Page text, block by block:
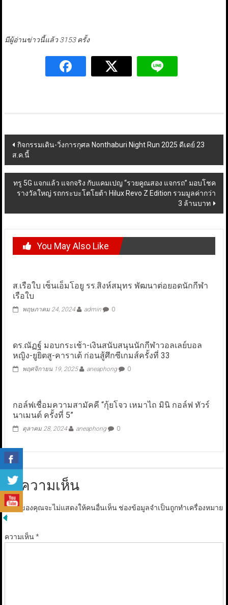
มีผู้อ่านข่าวนี้แล้ว 3153 ครั้ง
Post
navigation
กิจกรรมเดิน-วิ่งการกุศล Nonthaburi Night Run 2025 ดีเดย์ 23
ส.ค.นี้
ทรู 5G แจกแล้ว แจกจริง กับแคมเปญ “รวยคูณสอง แจกรถ” มอบโชค
รางวัลใหญ่ รถกระบะโตโยต้า Hilux Revo Z Edition รวมมูลค่ากว่า
3 ล้านบาท
You May Also Like
ส.เรือใบ เซ็นเอ็มโอยู รร.สิงห์สมุทร พัฒนาต่อยอดนักกีฬา
เรือใบ
พฤษภาคม 24, 2024 admin 0
ดร.ณัฏฐ์ มอบกระเช้า-เงินสนับสนุนนักกีฬาวอลเลย์บอล
หญิง-ยูยิตสู-คาราเต้ ก่อนสู้ศึกซีเกมส์ครั้งที่ 33
พฤศจิกายน 19, 2025 aneaphong 0
กอล์ฟเชื่อมความสามัคคี​ “กุ้ยโจว เหมาไถ มินิ กอล์ฟ​ ทัวร์
นาเมนต์ ครั้งที่ 5”
ตุลาคม 28, 2024 aneaphong 0
ใส่ความเห็น
อีเมลของคุณจะไม่แสดงให้คนอื่นเห็น ช่องข้อมูลจำเป็นถูกทำเครื่องหมาย
*
ความเห็น*